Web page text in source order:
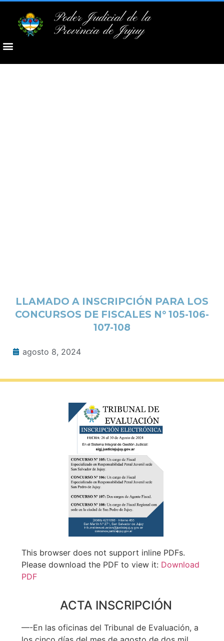
Poder Judicial de la
Provincia de Jujuy
LLAMADO A INSCRIPCIÓN PARA LOS
CONCURSOS DE FISCALES N° 105-106-
107-108
agosto 8, 2024
This browser does not support inline PDFs.
Please download the PDF to view it: Download
PDF
ACTA INSCRIPCIÓN
—-En las oficinas del Tribunal de Evaluación, a